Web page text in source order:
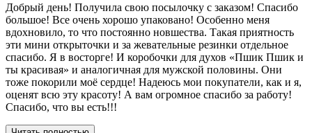
Добрый день! Получила свою посылочку с заказом! Спасибо
большое! Все очень хорошо упаковано! Особенно меня
вдохновило, то что постоянно новшества. Такая приятность
эти мини открыточки и за жевательные резинки отдельное
спасибо. Я в восторге! И коробочки для духов «Пшик Пшик и
ты красивая» и аналогичная для мужской половины. Они
тоже покорили моё сердце! Надеюсь мои покупатели, как и я,
оценят всю эту красоту! А вам огромное спасибо за работу!
Спасибо, что вы есть!!!